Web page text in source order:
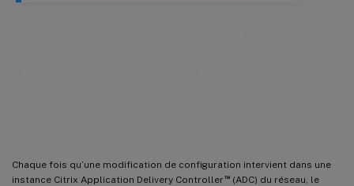
Chaque fois qu’une modification de configuration intervient dans une
instance Citrix Application Delivery Controller™(ADC) du réseau, le